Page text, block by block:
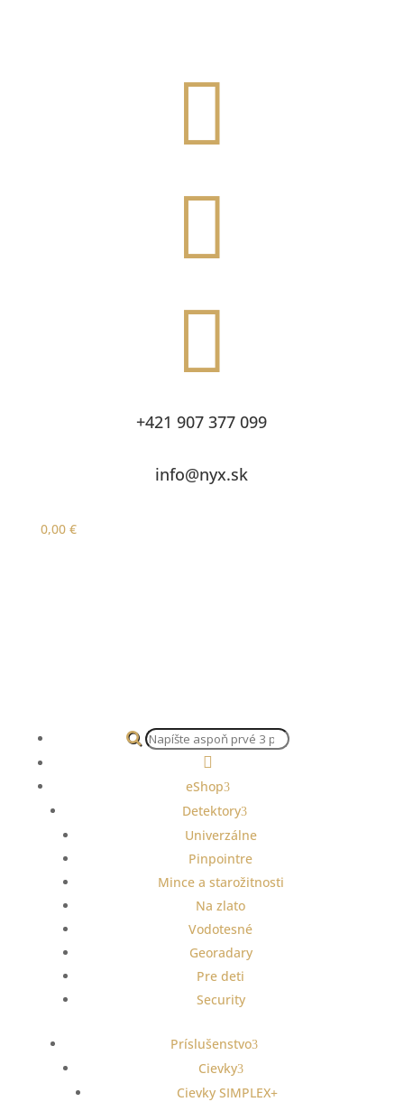



+421 907 377 099
info@nyx.sk
0,00 €
search

eShop
Detektory
Univerzálne
Pinpointre
Mince a starožitnosti
Na zlato
Vodotesné
Georadary
Pre deti
Security
Príslušenstvo
Cievky
Cievky SIMPLEX+